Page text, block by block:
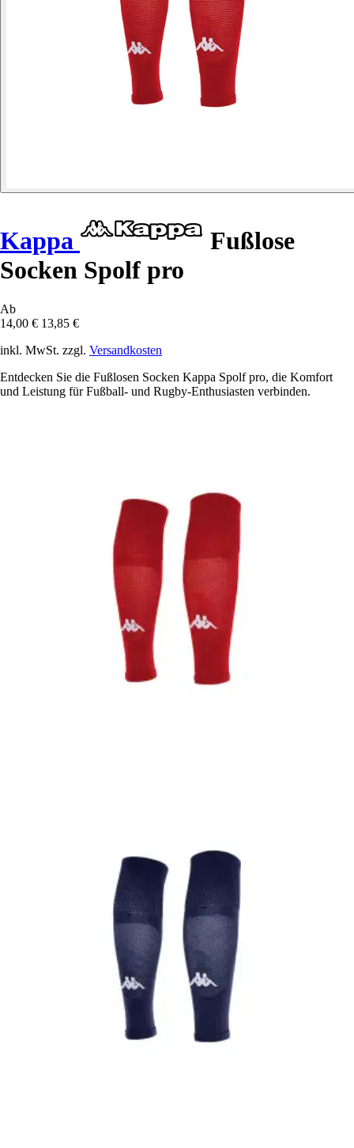
Kappa
Fußlose
Socken Spolf pro
Ab
14,00 € 13,85 €
inkl. MwSt. zzgl. Versandkosten
Entdecken Sie die Fußlosen Socken Kappa Spolf pro, die Komfort
und Leistung für Fußball- und Rugby-Enthusiasten verbinden.